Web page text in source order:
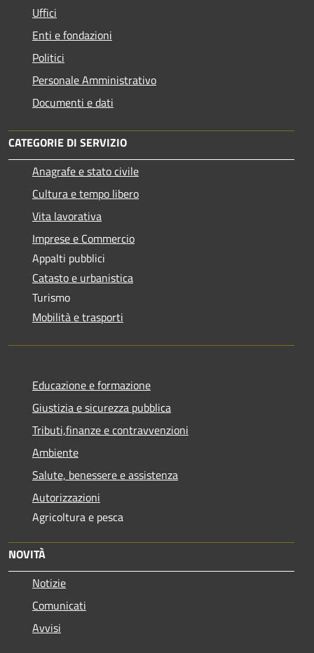
Uffici
Enti e fondazioni
Politici
Personale Amministrativo
Documenti e dati
CATEGORIE DI SERVIZIO
Anagrafe e stato civile
Cultura e tempo libero
Vita lavorativa
Imprese e Commercio
Appalti pubblici
Catasto e urbanistica
Turismo
Mobilità e trasporti
Educazione e formazione
Giustizia e sicurezza pubblica
Tributi,finanze e contravvenzioni
Ambiente
Salute, benessere e assistenza
Autorizzazioni
Agricoltura e pesca
NOVITÀ
Notizie
Comunicati
Avvisi